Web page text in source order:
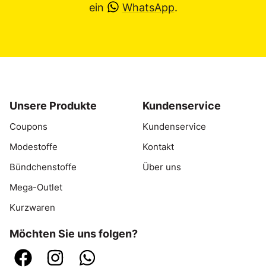
ein
WhatsApp.
Unsere Produkte
Coupons
Modestoffe
Bündchenstoffe
Mega-Outlet
Kurzwaren
Kundenservice
Kundenservice
Kontakt
Über uns
Möchten Sie uns folgen?